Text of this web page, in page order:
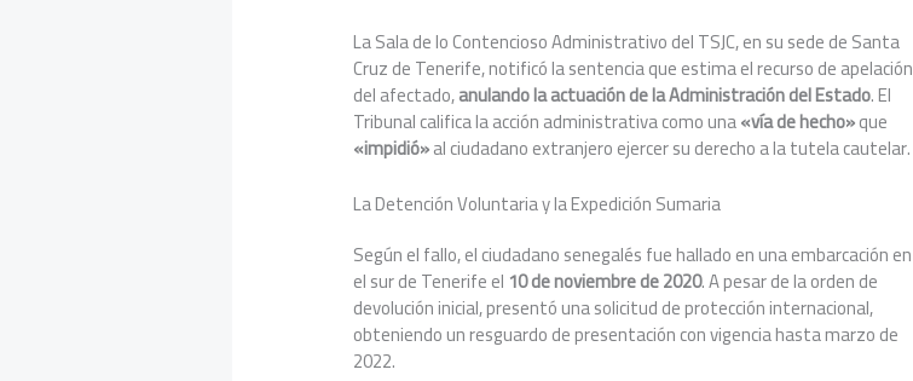
La Sala de lo Contencioso Administrativo del TSJC, en su sede de Santa
Cruz de Tenerife, notificó la sentencia que estima el recurso de apelación
del afectado,anulando la actuación de la Administración del Estado. El
Tribunal califica la acción administrativa como una«vía de hecho»que
«impidió»al ciudadano extranjero ejercer su derecho a la tutela cautelar.
La Detención Voluntaria y la Expedición Sumaria
Según el fallo, el ciudadano senegalés fue hallado en una embarcación en
el sur de Tenerife el 10 de noviembre de 2020. A pesar de la orden de
devolución inicial, presentó una solicitud de protección internacional,
obteniendo un resguardo de presentación con vigencia hasta marzo de
2022.